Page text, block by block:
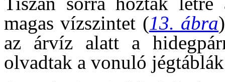
magas vízszintet (13. ábra
az árvíz alatt a
olvadtak a vonuló